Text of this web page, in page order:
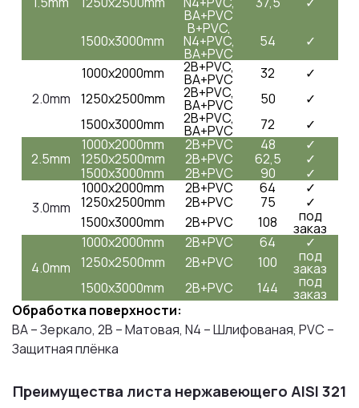
BA+PVC
1500x3000mm
B+PVC,
N4+PVC,
BA+PVC
54 ✓
2.0mm
1000x2000mm 2B+PVC,
BA+PVC 32
✓
1250x2500mm
2B+PVC,
BA+PVC 50
✓
1500x3000mm
2B+PVC,
BA+PVC 72
✓
2.5mm
1000x2000mm 2B+PVC 48
✓
1250x2500mm
2B+PVC 62,5
✓
1500x3000mm
2B+PVC 90
✓
3.0mm
1000x2000mm 2B+PVC 64
✓
1250x2500mm
2B+PVC 75
✓
1500x3000mm
2B+PVC 108 под
заказ
4.0mm
1000x2000mm 2B+PVC 64
✓
1250x2500mm
2B+PVC 100 под
заказ
1500x3000mm
2B+PVC 144 под
заказ
Обработка поверхности:
BA – Зеркало, 2B – Матовая, N4 – Шлифованая, PVC –
Защитная плёнка
Преимущества листа нержавеющего AISI 321